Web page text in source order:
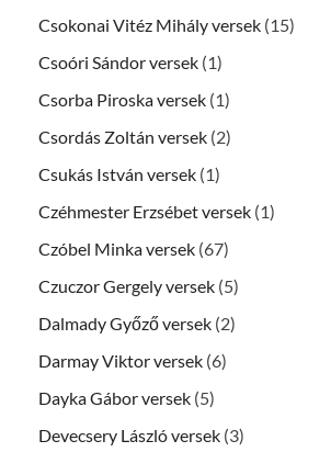
Csokonai Vitéz Mihály versek (15)
Csoóri Sándor versek (1)
Csorba Piroska versek (1)
Csordás Zoltán versek (2)
Csukás István versek (1)
Czéhmester Erzsébet versek (1)
Czóbel Minka versek (67)
Czuczor Gergely versek (5)
Dalmady Győző versek (2)
Darmay Viktor versek (6)
Dayka Gábor versek (5)
Devecsery László versek (3)